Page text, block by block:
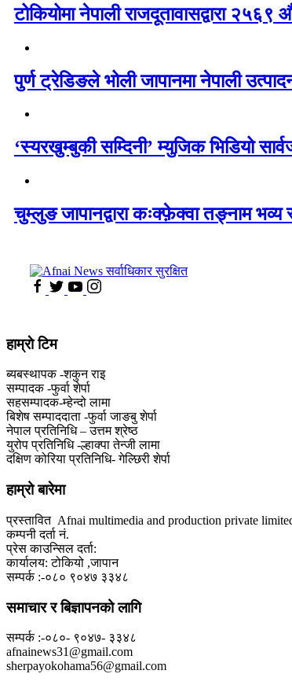
टोकियोमा नेपाली राजदूतावासद्वारा
पुर्ण ट्रेडिङले भोली जापानमा नेपाली
‘स्यरखुम्बुकी सम्दिनी’ म्युजिक भिडियो
चुम्लुङ जापानद्वारा कःक्फ़ेक्वा तङ्नाम भव्य
हाम्राे टिम
ब्यबस्थापक -शकुन राइ
सम्पादक -फुर्वा शेर्पा
सहसम्पादक-म्हेन्दो लामा
‍बिशेष सम्पाददाता -फुर्वा जा‌ङबु शेर्पा
नेपाल प्रतिनिधि – उत्तम श्रेष्ठ
युरोप प्रतिनिधि -ल्हाक्पा तेन्जी लामा
दक्षिण कोरिया प्रतिनिधि- गेल्छिरी शेर्पा
हाम्रो बारेमा
प्रस्तावित Afnai multimedia and production private
कम्पनी दर्ता नं.
प्रेस काउन्सिल दर्ता:
कार्यालय: टोकियो ,जापान
सम्पर्क :-०८० ९०४७ ३३४८
समाचार र बिज्ञापनको लागि
सम्पर्क :-०८०- ९०४७- ३३४८
afnainews31@gmail.com
sherpayokohama56@gmail.com